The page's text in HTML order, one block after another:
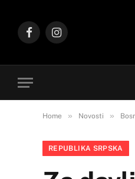
FacebookInstagram
Home » Novosti »
REPUBLIKA SRPSKA